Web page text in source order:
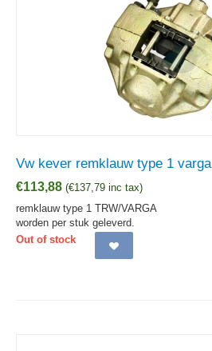
Vw kever remklauw type 1 varga
€113,88 (€137,79 inc tax)
remklauw type 1 TRW/VARGA
worden per stuk geleverd.
Out of stock